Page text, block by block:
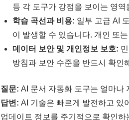
등 각 도구가 강점을 보이는 영
학습 곡선과 비용: 일부 고급 AI
이 발생할 수 있습니다. 개인 또
데이터 보안 및 개인정보 보호:
방침과 보안 수준을 반드시 확인
질문: AI 문서 자동화 도구는 얼마나
답변: AI 기술은 빠르게 발전하고 있
업데이트 정보를 주기적으로 확인하